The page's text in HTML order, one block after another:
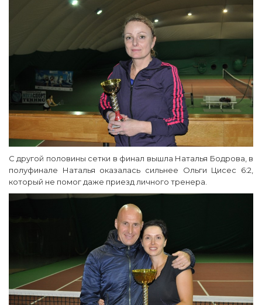
С другой половины сетки в финал вышла Наталья Бодрова, в
полуфинале Наталья оказалась сильнее Ольги Цисес 6:2,
который не помог даже приезд личного тренера.